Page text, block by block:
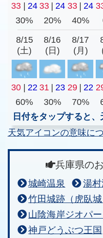
33 | 24 33 | 24 33 | 24
30%
20% 40%
8/15
(土)
8/16
(日)
8/17
(月)
30 | 22 31 | 23 29 | 22
60%
30% 70%
日付をタップすると
天気アイコンの意味に
兵庫県の
城崎温泉
湯
竹田城跡（虎臥城
山陰海岸ジオパー
神戸どうぶつ王国